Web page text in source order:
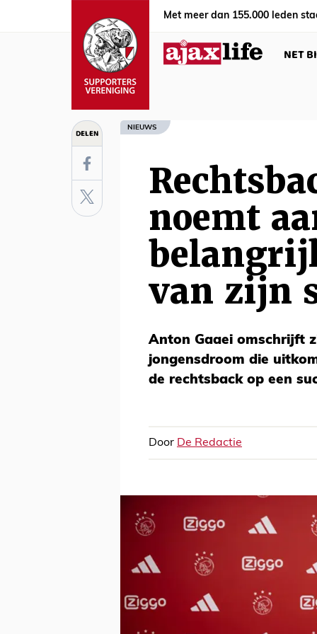
Met meer dan 155.000 leden
NET
DELEN NIEUWS
noemt
van zijn
Anton Gaaei omschrijft
jongensdroom die
de rechtsback op een
Door De Redactie